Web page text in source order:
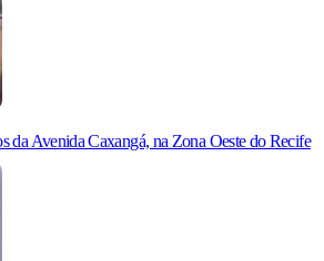
da Avenida Caxangá, na Zona Oeste do Recife